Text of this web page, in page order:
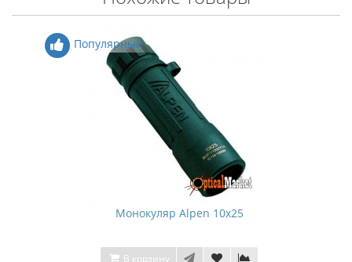
Популярный
Монокуляр Alpen 10x25
В корзину